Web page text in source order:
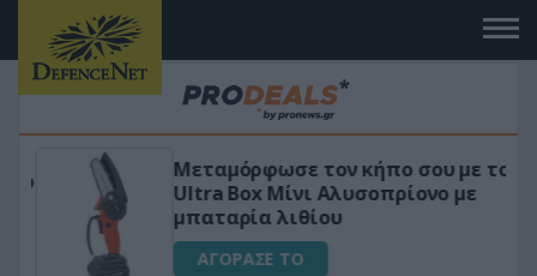
Μεταμόρφωσε τον κήπο σου με το
Ultra Box Μίνι Αλυσοπρίονο με
μπαταρία λιθίου
ΑΓΟΡΑΣΕ ΤΟ